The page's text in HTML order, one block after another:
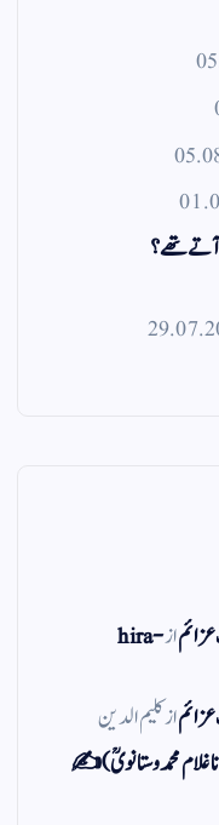
تھے؟
ازhira-
ازکلیم الدین
محمد وستانویؒ)✍